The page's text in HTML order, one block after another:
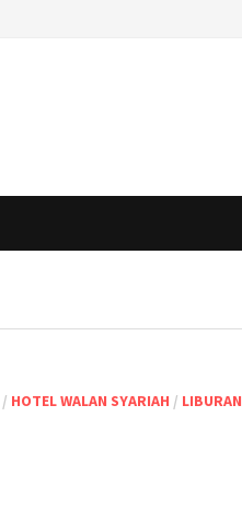
/ HOTEL WALAN SYARIAH / LIBURAN